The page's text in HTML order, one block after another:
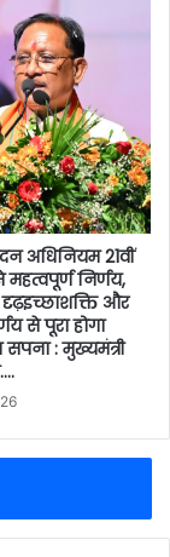
अधिनियम 21वीं
निर्णय,
दृढ़इच्छाशक्ति और
से पूरा होगा
: मुख्यमंत्री